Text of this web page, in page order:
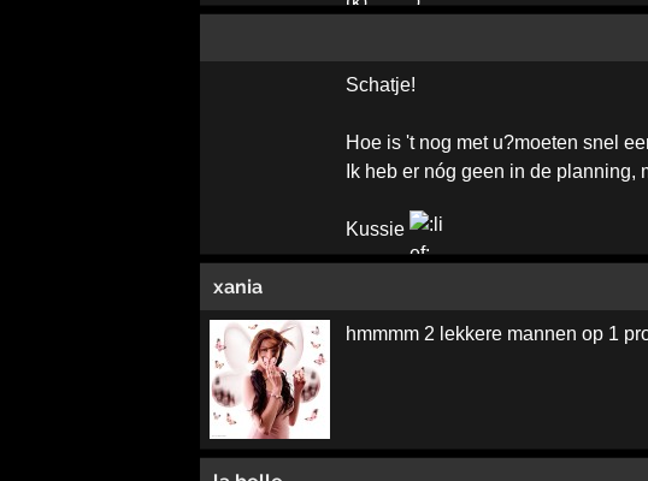
Schatje!
Hoe is 't nog met u?moeten snel
Ik heb er nóg geen in de
Kussie
xania
hmmmm 2 lekkere mannen op 1